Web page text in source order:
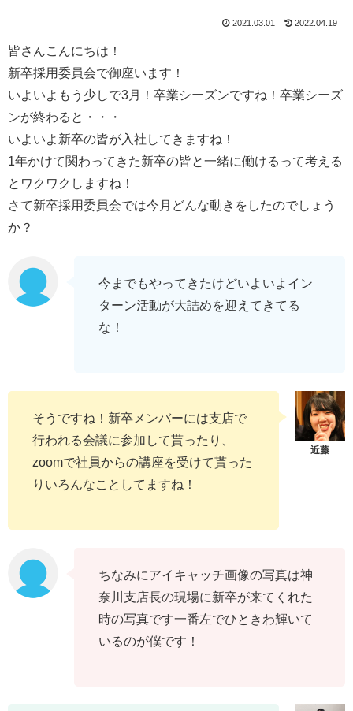
2021.03.01 2022.04.19
皆さんこんにちは！
新卒採用委員会で御座います！
いよいよもう少しで3月！卒業シーズンですね！卒業シーズ
ンが終わると・・・
いよいよ新卒の皆が入社してきますね！
1年かけて関わってきた新卒の皆と一緒に働けるって考える
とワクワクしますね！
さて新卒採用委員会では今月どんな動きをしたのでしょう
か？
今までもやってきたけどいよいよイン
ターン活動が大詰めを迎えてきてる
な！
そうですね！新卒メンバーには支店で
行われる会議に参加して貰ったり、
zoomで社員からの講座を受けて貰った
りいろんなことしてますね！
ちなみにアイキャッチ画像の写真は神
奈川支店長の現場に新卒が来てくれた
時の写真です一番左でひときわ輝いて
いるのが僕です！